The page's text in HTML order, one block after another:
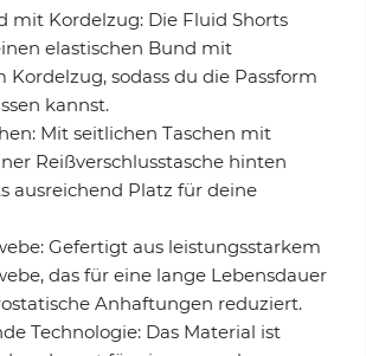
mit Kordelzug: Die Fluid Shorts
elastischen Bund mit
sodass du die Passform
kannst.
Mit seitlichen Taschen mit
Reißverschlusstasche hinten
ausreichend Platz für deine
Gefertigt aus leistungsstarkem
das für eine lange Lebensdauer
Anhaftungen reduziert.
Technologie: Das Material ist